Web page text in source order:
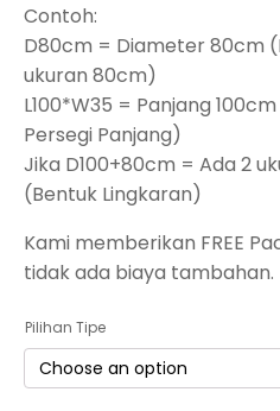
Contoh:
D80cm = Diameter 80cm
ukuran 80cm)
L100*W35 = Panjang
Persegi Panjang)
Jika D100+80cm = Ada 2
(Bentuk Lingkaran)
Kami memberikan FREE
tidak ada biaya tambahan.
Pilihan Tipe